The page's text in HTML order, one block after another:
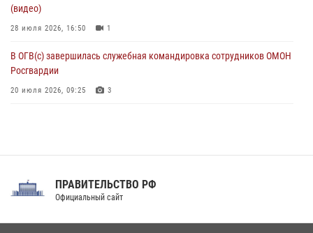
(видео)
28 июля 2026, 16:50 1
В ОГВ(с) завершилась служебная командировка сотрудников ОМОН
Росгвардии
20 июля 2026, 09:25 3
Праздник «Один день с Росгвардией» к 105-летию Центрального
ПРАВИТЕЛЬСТВО РФ
Официальный сайт